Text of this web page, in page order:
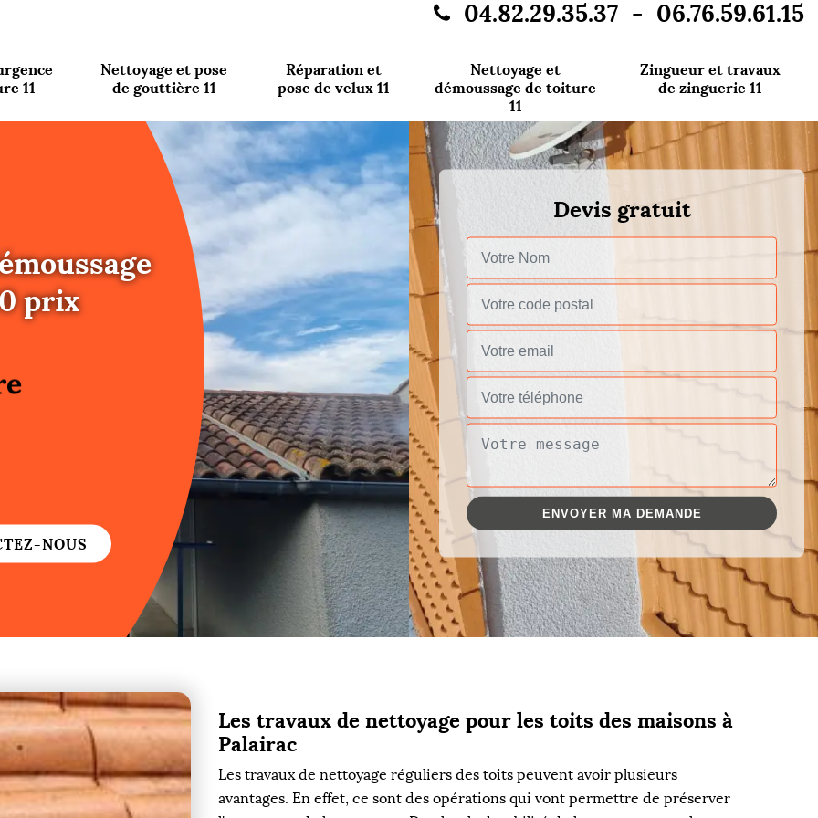
04.82.29.35.37 - 06.76.59.61.15
11
Nettoyage et pose
de gouttière 11
Réparation et
pose de velux 11
Nettoyage et
démoussage de toiture
11
Zingueur et travaux
de zinguerie 11
prix
NOUS
Devis gratuit
Les travaux de nettoyage pour les toits des maisons à
Palairac
Les travaux de nettoyage réguliers des toits peuvent avoir plusieurs
avantages. En effet, ce sont des opérations qui vont permettre de préserver